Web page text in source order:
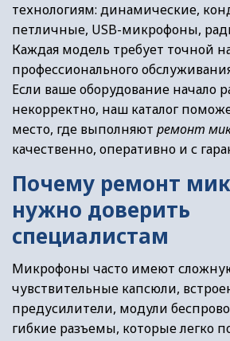
технологиям: динамические,
петличные, USB-микрофоны,
Каждая модель требует точной
профессионального
Если ваше оборудование начало
некорректно, наш каталог
место, где выполняют ремонт
качественно, оперативно и с
Почему ремонт
нужно доверить
специалистам
Микрофоны часто имеют
чувствительные капсюли,
предусилители, модули
гибкие разъемы, которые легко